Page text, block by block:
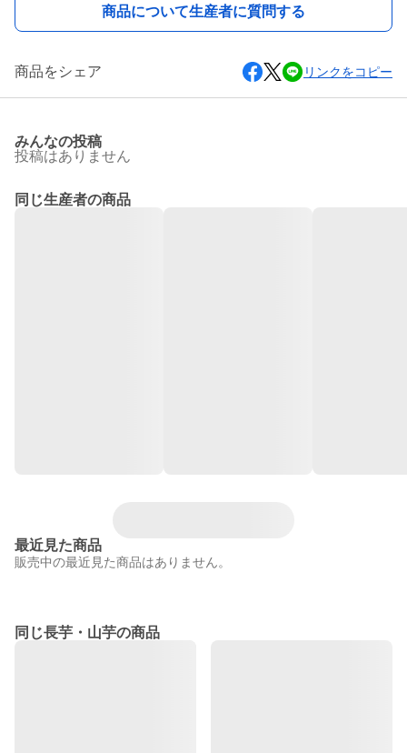
商品について生産者に質問する
商品をシェア リンクをコピー
みんなの投稿
投稿はありません
同じ生産者の商品
最近見た商品
販売中の最近見た商品はありません。
同じ長芋・山芋の商品